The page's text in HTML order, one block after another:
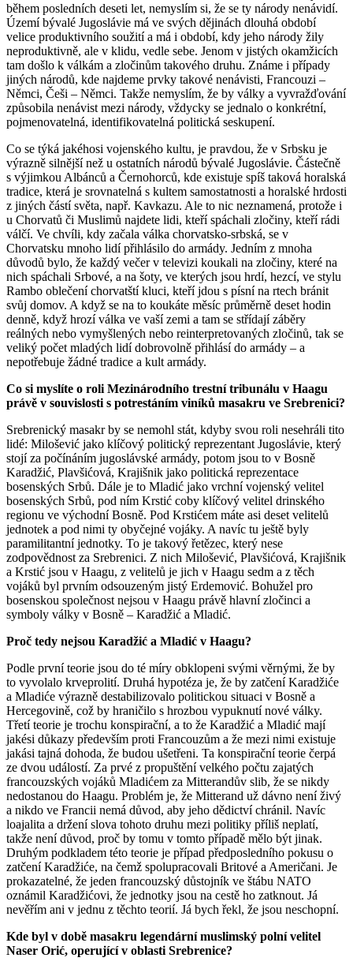
během posledních deseti let, nemyslím si, že se ty národy nenávidí.
Území bývalé Jugoslávie má ve svých dějinách dlouhá období
velice produktivního soužití a má i období, kdy jeho národy žily
neproduktivně, ale v klidu, vedle sebe. Jenom v jistých okamžicích
tam došlo k válkám a zločinům takového druhu. Známe i případy
jiných národů, kde najdeme prvky takové nenávisti, Francouzi –
Němci, Češi – Němci. Takže nemyslím, že by války a vyvražďování
způsobila nenávist mezi národy, vždycky se jednalo o konkrétní,
pojmenovatelná, identifikovatelná politická seskupení.
Co se týká jakéhosi vojenského kultu, je pravdou, že v Srbsku je
výrazně silnější než u ostatních národů bývalé Jugoslávie. Částečně
s výjimkou Albánců a Černohorců, kde existuje spíš taková horalská
tradice, která je srovnatelná s kultem samostatnosti a horalské hrdosti
z jiných částí světa, např. Kavkazu. Ale to nic neznamená, protože i
u Chorvatů či Muslimů najdete lidi, kteří spáchali zločiny, kteří rádi
válčí. Ve chvíli, kdy začala válka chorvatsko-srbská, se v
Chorvatsku mnoho lidí přihlásilo do armády. Jedním z mnoha
důvodů bylo, že každý večer v televizi koukali na zločiny, které na
nich spáchali Srbové, a na šoty, ve kterých jsou hrdí, hezcí, ve stylu
Rambo oblečení chorvatští kluci, kteří jdou s písní na rtech bránit
svůj domov. A když se na to koukáte měsíc průměrně deset hodin
denně, když hrozí válka ve vaší zemi a tam se střídají záběry
reálných nebo vymyšlených nebo reinterpretovaných zločinů, tak se
veliký počet mladých lidí dobrovolně přihlásí do armády – a
nepotřebuje žádné tradice a kult armády.
Co si myslíte o roli Mezinárodního trestní tribunálu v Haagu
právě v souvislosti s potrestáním viníků masakru ve Srebrenici?
Srebrenický masakr by se nemohl stát, kdyby svou roli nesehráli tito
lidé: Milošević jako klíčový politický reprezentant Jugoslávie, který
stojí za počínáním jugoslávské armády, potom jsou to v Bosně
Karadžić, Plavšićová, Krajišnik jako politická reprezentace
bosenských Srbů. Dále je to Mladić jako vrchní vojenský velitel
bosenských Srbů, pod ním Krstić coby klíčový velitel drinského
regionu ve východní Bosně. Pod Krstićem máte asi deset velitelů
jednotek a pod nimi ty obyčejné vojáky. A navíc tu ještě byly
paramilitantní jednotky. To je takový řetězec, který nese
zodpovědnost za Srebrenici. Z nich Milošević, Plavšićová, Krajišnik
a Krstić jsou v Haagu, z velitelů je jich v Haagu sedm a z těch
vojáků byl prvním odsouzeným jistý Erdemović. Bohužel pro
bosenskou společnost nejsou v Haagu právě hlavní zločinci a
symboly války v Bosně – Karadžić a Mladić.
Proč tedy nejsou Karadžić a Mladić v Haagu?
Podle první teorie jsou do té míry obklopeni svými věrnými, že by
to vyvolalo krveprolití. Druhá hypotéza je, že by zatčení Karadžiće
a Mladiće výrazně destabilizovalo politickou situaci v Bosně a
Hercegovině, což by hraničilo s hrozbou vypuknutí nové války.
Třetí teorie je trochu konspirační, a to že Karadžić a Mladić mají
jakési důkazy především proti Francouzům a že mezi nimi existuje
jakási tajná dohoda, že budou ušetřeni. Ta konspirační teorie čerpá
ze dvou událostí. Za prvé z propuštění velkého počtu zajatých
francouzských vojáků Mladićem za Mitterandův slib, že se nikdy
nedostanou do Haagu. Problém je, že Mitterand už dávno není živý
a nikdo ve Francii nemá důvod, aby jeho dědictví chránil. Navíc
loajalita a držení slova tohoto druhu mezi politiky příliš neplatí,
takže není důvod, proč by tomu v tomto případě mělo být jinak.
Druhým podkladem této teorie je případ předposledního pokusu o
zatčení Karadžiće, na čemž spolupracovali Britové a Američani. Je
prokazatelné, že jeden francouzský důstojník ve štábu NATO
oznámil Karadžićovi, že jednotky jsou na cestě ho zatknout. Já
nevěřím ani v jednu z těchto teorií. Já bych řekl, že jsou neschopní.
Kde byl v době masakru legendární muslimský polní velitel
Naser Orić, operující v oblasti Srebrenice?